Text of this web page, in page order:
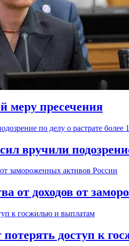
меру пресечения
вручили
от доходов от
доступ к